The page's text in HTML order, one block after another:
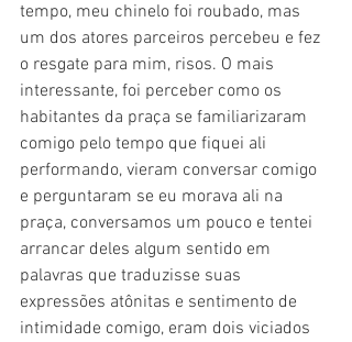
tempo, meu chinelo foi roubado, mas
um dos atores parceiros percebeu e fez
o resgate para mim, risos. O mais
interessante, foi perceber como os
habitantes da praça se familiarizaram
comigo pelo tempo que fiquei ali
performando, vieram conversar comigo
e perguntaram se eu morava ali na
praça, conversamos um pouco e tentei
arrancar deles algum sentido em
palavras que traduzisse suas
expressões atônitas e sentimento de
intimidade comigo, eram dois viciados